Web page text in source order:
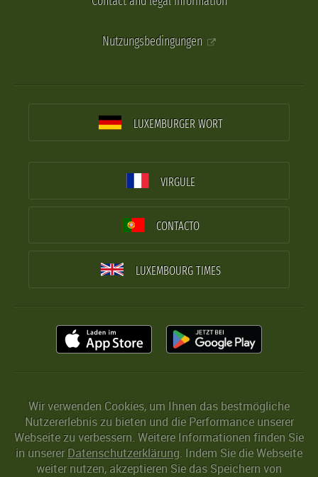
Nutzungsbedingungen
LUXEMBURGER WORT
VIRGULE
CONTACTO
LUXEMBOURG TIMES
Wir verwenden Cookies, um Ihnen das bestmögliche
Nutzererlebnis zu bieten und die Performance unserer
Webseite zu verbessern. Weitere Informationen finden Sie
in unserer Datenschutzerklärung. Indem Sie die Webseite
weiter nutzen, akzeptieren Sie das Speichern von